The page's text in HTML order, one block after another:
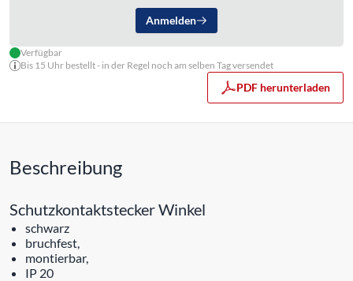
Anmelden
Verfügbar
Bis 15 Uhr bestellt - in der Regel noch am selben Tag versendet
PDF herunterladen
Beschreibung
Schutzkontaktstecker Winkel
schwarz
bruchfest,
montierbar,
IP 20